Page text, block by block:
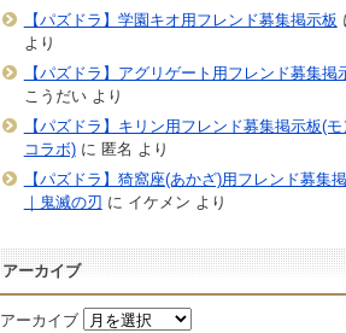
【パズドラ】学園キオ用フレンド募集掲示板
より
【パズドラ】アグリゲート用フレンド募集掲
こうだいより
【パズドラ】キリン用フレンド募集掲示板(
コラボ)に 匿名 より
【パズドラ】猗窩座(あかざ)用フレンド募集
｜鬼滅の刃 に イケメン より
アーカイブ
アーカイブ